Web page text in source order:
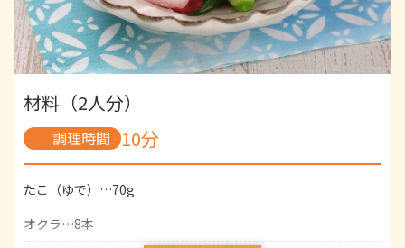
材料（2人分）
調理時間 10分
たこ（ゆで）…70g
オクラ…8本